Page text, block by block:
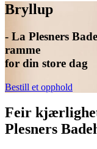
Bryllup
- La Plesners
ramme
for din store dag
Bestill et opphold
Feir
Plesners